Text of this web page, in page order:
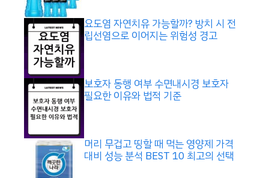
요도염 자연치유 가능할까? 방치 시 전
립선염으로 이어지는 위험성 경고
보호자 동행 여부 수면내시경 보호자
필요한 이유와 법적 기준
머리 무겁고 띵할 때 먹는 영양제 가격
대비 성능 분석 BEST 10 최고의 선택